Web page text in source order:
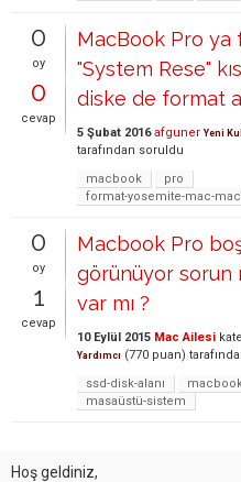
0
oy
0
cevap
MacBook Pro
"System Rese"
diske de format
5 Şubat 2016 afguner Yeni
tarafından soruldu
macbook
pro
format-yosemite-mac-
0
oy
1
cevap
Macbook Pro
görünüyor sorun
var mı ?
10 Eylül 2015 Mac Ailesi
Yardımcı (770 puan)
ssd-disk-alanı
masaüstü-sistem
Hoş geldiniz,